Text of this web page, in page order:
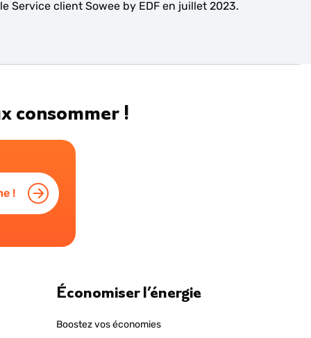
le Service client Sowee by EDF en juillet 2023.
consommer !
!
Économiser l’énergie
Boostez vos économies